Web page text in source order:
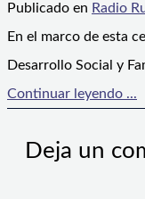
Publicado en Radio
En el marco de esta
Desarrollo Social y
Continuar leyendo ...
Deja un